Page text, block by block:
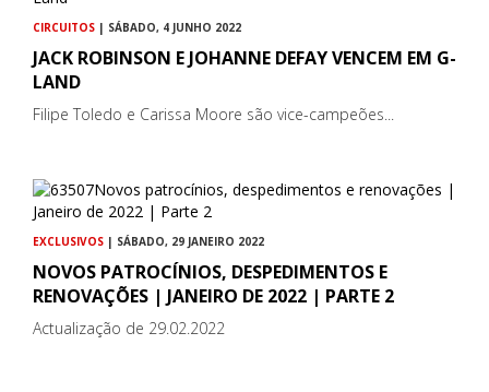
CIRCUITOS | SÁBADO, 4 JUNHO 2022
JACK ROBINSON E JOHANNE DEFAY VENCEM EM G-
LAND
Filipe Toledo e Carissa Moore são vice-campeões...
EXCLUSIVOS | SÁBADO, 29 JANEIRO 2022
NOVOS PATROCÍNIOS, DESPEDIMENTOS E
RENOVAÇÕES | JANEIRO DE 2022 | PARTE 2
Actualização de 29.02.2022